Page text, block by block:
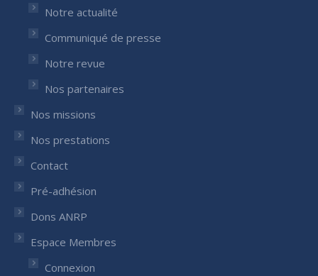
Notre actualité
Communiqué de presse
Notre revue
Nos partenaires
Nos missions
Nos prestations
Contact
Pré-adhésion
Dons ANRP
Espace Membres
Connexion